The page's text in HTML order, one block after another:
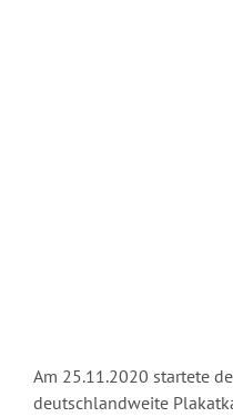
Am 25.11.2020 startete
deutschlandweite